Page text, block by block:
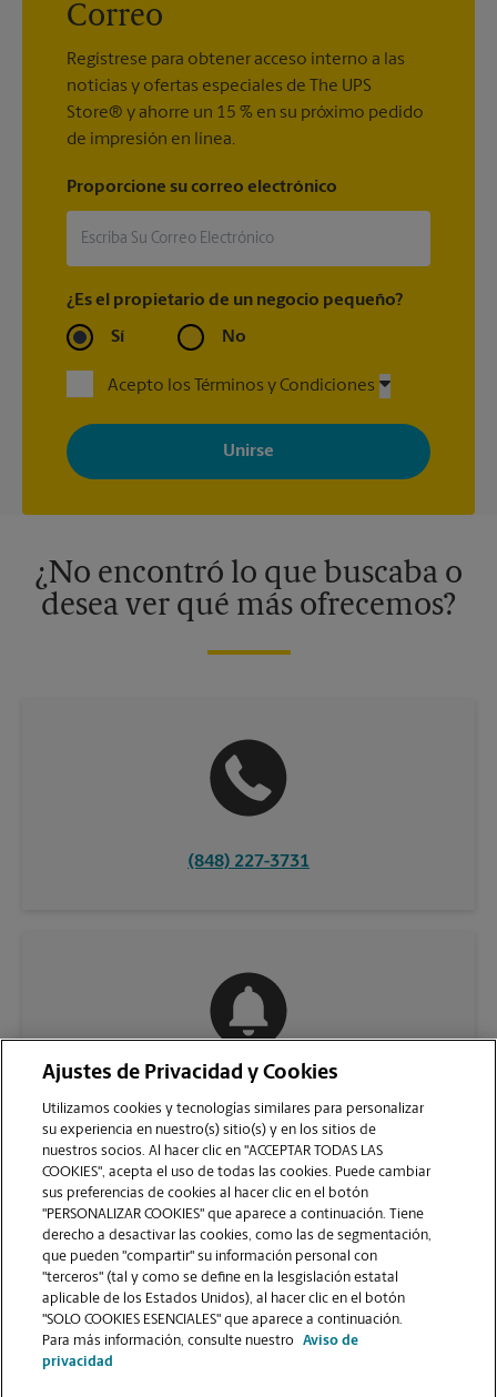
Correo
Regístrese para obtener acceso interno a las
noticias y ofertas especiales de The UPS
Store® y ahorre un 15 % en su próximo pedido
de impresión en línea.
Proporcione su correo electrónico
¿Es el propietario de un negocio pequeño?
Sí No
Acepto los Términos y Condiciones
Al registrarse, acepta recibir correos electrónicos de The UPS
Store con noticias, ofertas especiales, promociones y mensajes
adaptados a sus intereses. Puede darse de baja en cualquier
momento. Para más información, consulte nuestra política de
¿No encontró lo que buscaba o
desea ver qué más ofrecemos?
(848) 227-3731
VER LA PÁGINA DE LA TIENDA
Ajustes de Privacidad y Cookies
Utilizamos cookies y tecnologías similares para personalizar
su experiencia en nuestro(s) sitio(s) y en los sitios de
nuestros socios. Al hacer clic en "ACCEPTAR TODAS LAS
COOKIES", acepta el uso de todas las cookies. Puede cambiar
sus preferencias de cookies al hacer clic en el botón
"PERSONALIZAR COOKIES" que aparece a continuación. Tiene
derecho a desactivar las cookies, como las de segmentación,
que pueden "compartir" su información personal con
"terceros" (tal y como se define en la lesgislación estatal
aplicable de los Estados Unidos), al hacer clic en el botón
"SOLO COOKIES ESENCIALES" que aparece a continuación.
Para más información, consulte nuestro
Aviso de
privacidad